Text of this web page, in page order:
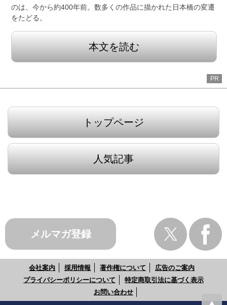
のは、今から約400年前。数多くの作品に描かれた日本橋の変遷
をたどる。
本文を読む
PR
トップページ
人気記事
メルマガ登録
会社案内 採用情報 著作権について
広告のご案内
プライバシーポリシーについて
特定商取引法に基づく表示
お問い合わせ